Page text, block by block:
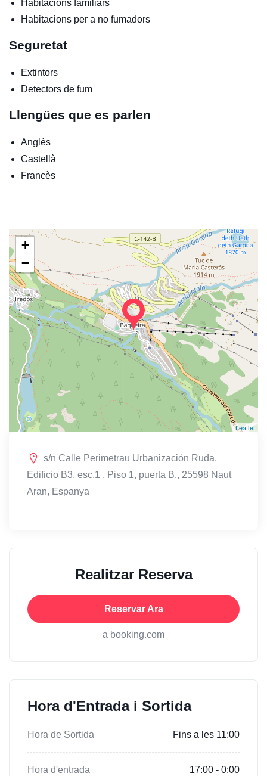
Habitacions familiars
Habitacions per a no fumadors
Seguretat
Extintors
Detectors de fum
Llengües que es parlen
Anglès
Castellà
Francès
+
−
Leaflet
s/n Calle Perimetrau Urbanización Ruda.
Edificio B3, esc.1 . Piso 1, puerta B., 25598 Naut
Aran, Espanya
Realitzar Reserva
Reservar Ara
a booking.com
Hora d'Entrada i Sortida
Hora de Sortida Fins a les 11:00
Hora d'entrada 17:00 - 0:00